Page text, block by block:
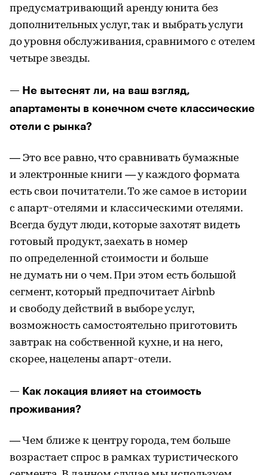
предусматривающий аренду юнита без
дополнительных услуг, так и выбрать услуги
до уровня обслуживания, сравнимого с отелем
четыре звезды.
— Не вытеснят ли, на ваш взгляд,
апартаменты в конечном счете классические
отели с рынка?
— Это все равно, что сравнивать бумажные
и электронные книги — у каждого формата
есть свои почитатели. То же самое в истории
с апарт-отелями и классическими отелями.
Всегда будут люди, которые захотят видеть
готовый продукт, заехать в номер
по определенной стоимости и больше
не думать ни о чем. При этом есть большой
сегмент, который предпочитает Airbnb
и свободу действий в выборе услуг,
возможность самостоятельно приготовить
завтрак на собственной кухне, и на него,
скорее, нацелены апарт-отели.
— Как локация влияет на стоимость
проживания?
— Чем ближе к центру города, тем больше
возрастает спрос в рамках туристического